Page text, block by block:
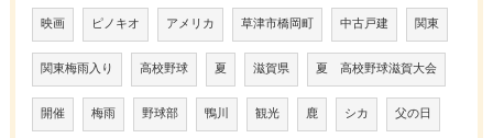
映画 ピノキオ アメリカ 草津市橋岡町 中古戸建 関東
関東梅雨入り 高校野球 夏 滋賀県 夏 高校野球滋賀大会
開催 梅雨 野球部 鴨川 観光 鹿 シカ 父の日